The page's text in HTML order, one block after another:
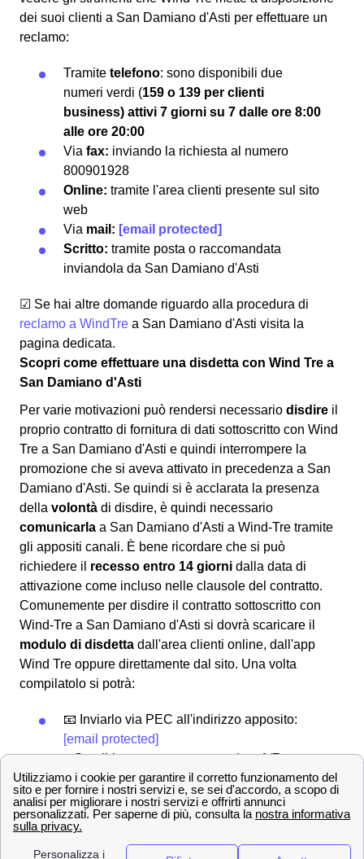
dei suoi clienti a San Damiano d'Asti per effettuare un
reclamo:
Tramite telefono: sono disponibili due
numeri verdi (159 o 139 per clienti
business) attivi 7 giorni su 7 dalle ore 8:00
alle ore 20:00
Via fax: inviando la richiesta al numero
800901928
Online: tramite l'area clienti presente sul sito
web
Via mail: [email protected]
Scritto: tramite posta o raccomandata
inviandola da San Damiano d'Asti
☑ Se hai altre domande riguardo alla procedura di
reclamo a WindTre a San Damiano d'Asti visita la
pagina dedicata.
Scopri come effettuare una disdetta con Wind Tre a
San Damiano d'Asti
Per varie motivazioni può rendersi necessario disdire il
proprio contratto di fornitura di dati sottoscritto con Wind
Tre a San Damiano d'Asti e quindi interrompere la
promozione che si aveva attivato in precedenza a San
Damiano d'Asti. Se quindi si è acclarata la presenza
della volontà di disdire, è quindi necessario
comunicarla a San Damiano d'Asti a Wind-Tre tramite
gli appositi canali. È bene ricordare che si può
richiedere il recesso entro 14 giorni dalla data di
attivazione come incluso nelle clausole del contratto.
Comunemente per disdire il contratto sottoscritto con
Wind-Tre a San Damiano d'Asti si dovrà scaricare il
modulo di disdetta dall'area clienti online, dall'app
Wind Tre oppure direttamente dal sito. Una volta
compilatolo si potrà:
📧 Inviarlo via PEC all'indirizzo apposito:
[email protected]
✉Spedirlo con una raccomandata A/R
indirizzata a WIND Tre S.p.A. CD MILANO
recapito Baggio CP 159 Milano (MI) 20152
In alternativa, è anche possibile disdire con WindTre a
San Damiano d'Asti chiamando il servizio clienti al 159